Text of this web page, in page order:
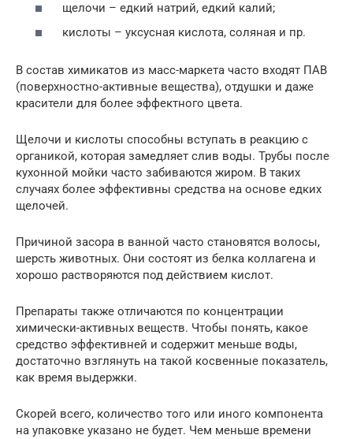
щелочи – едкий натрий, едкий калий;
кислоты – уксусная кислота, соляная и пр.
В состав химикатов из масс-маркета часто входят ПАВ
(поверхностно-активные вещества), отдушки и даже
красители для более эффектного цвета.
Щелочи и кислоты способны вступать в реакцию с
органикой, которая замедляет слив воды. Трубы после
кухонной мойки часто забиваются жиром. В таких
случаях более эффективны средства на основе едких
щелочей.
Причиной засора в ванной часто становятся волосы,
шерсть животных. Они состоят из белка коллагена и
хорошо растворяются под действием кислот.
Препараты также отличаются по концентрации
химически-активных веществ. Чтобы понять, какое
средство эффективней и содержит меньше воды,
достаточно взглянуть на такой косвенные показатель,
как время выдержки.
Скорей всего, количество того или иного компонента
на упаковке указано не будет. Чем меньше времени